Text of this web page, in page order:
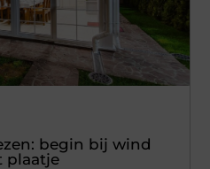
begin bij wind
plaatje